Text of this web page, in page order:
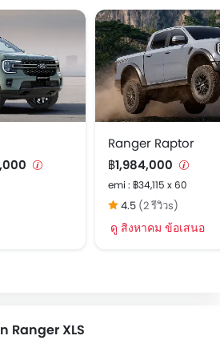
ได้
มย
ดิจิตอล
รก
ยนต์
/ ต่ำ
รีบฉลาม
ฉริยะ
หลัง
Ranger Raptor
฿1,984,000
emi : ฿34,115 x 60
4.5 (2 รีวิวs)
ดู สิงหาคม ข้อเสนอ
Ranger XLS